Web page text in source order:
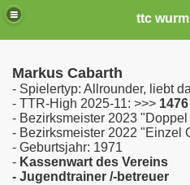
ttc
Markus Cabarth
- Spielertyp: Allrounder, liebt
- TTR-High 2025-11: >>>
- Bezirksmeister 2023 "Doppel
- Bezirksmeister 2022 "Einzel
- Geburtsjahr: 1971
- Kassenwart des Vereins
- Jugendtrainer /-betreuer